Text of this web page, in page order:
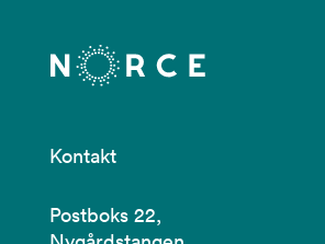
Kontakt
Postboks 22,